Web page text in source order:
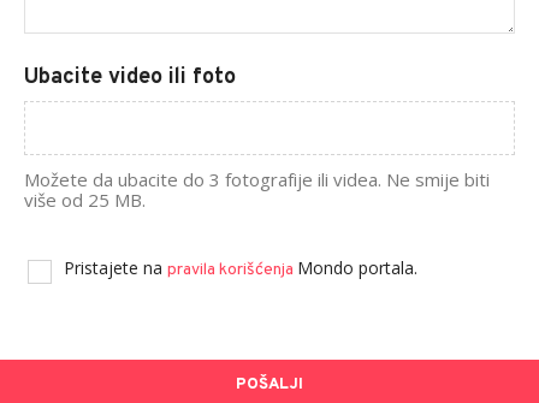
Ubacite video ili foto
Možete da ubacite do 3 fotografije ili videa. Ne smije biti
više od 25 MB.
Pristajete na pravila korišćenja Mondo portala.
POŠALJI